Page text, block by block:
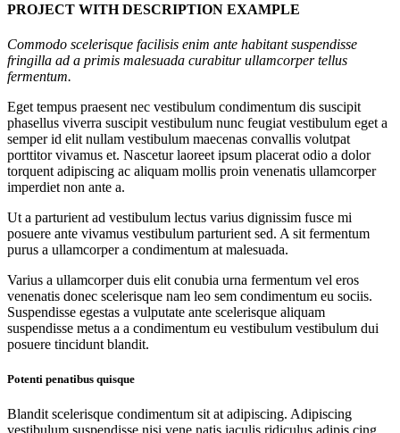
PROJECT WITH DESCRIPTION EXAMPLE
Commodo scelerisque facilisis enim ante habitant suspendisse
fringilla ad a primis malesuada curabitur ullamcorper tellus
fermentum.
Eget tempus praesent nec vestibulum condimentum dis suscipit
phasellus viverra suscipit vestibulum nunc feugiat vestibulum eget a
semper id elit nullam vestibulum maecenas convallis volutpat
porttitor vivamus et. Nascetur laoreet ipsum placerat odio a dolor
torquent adipiscing ac aliquam mollis proin venenatis ullamcorper
imperdiet non ante a.
Ut a parturient ad vestibulum lectus varius dignissim fusce mi
posuere ante vivamus vestibulum parturient sed. A sit fermentum
purus a ullamcorper a condimentum at malesuada.
Varius a ullamcorper duis elit conubia urna fermentum vel eros
venenatis donec scelerisque nam leo sem condimentum eu sociis.
Suspendisse egestas a vulputate ante scelerisque aliquam
suspendisse metus a a condimentum eu vestibulum vestibulum dui
posuere tincidunt blandit.
Potenti penatibus quisque
Blandit scelerisque condimentum sit at adipiscing. Adipiscing